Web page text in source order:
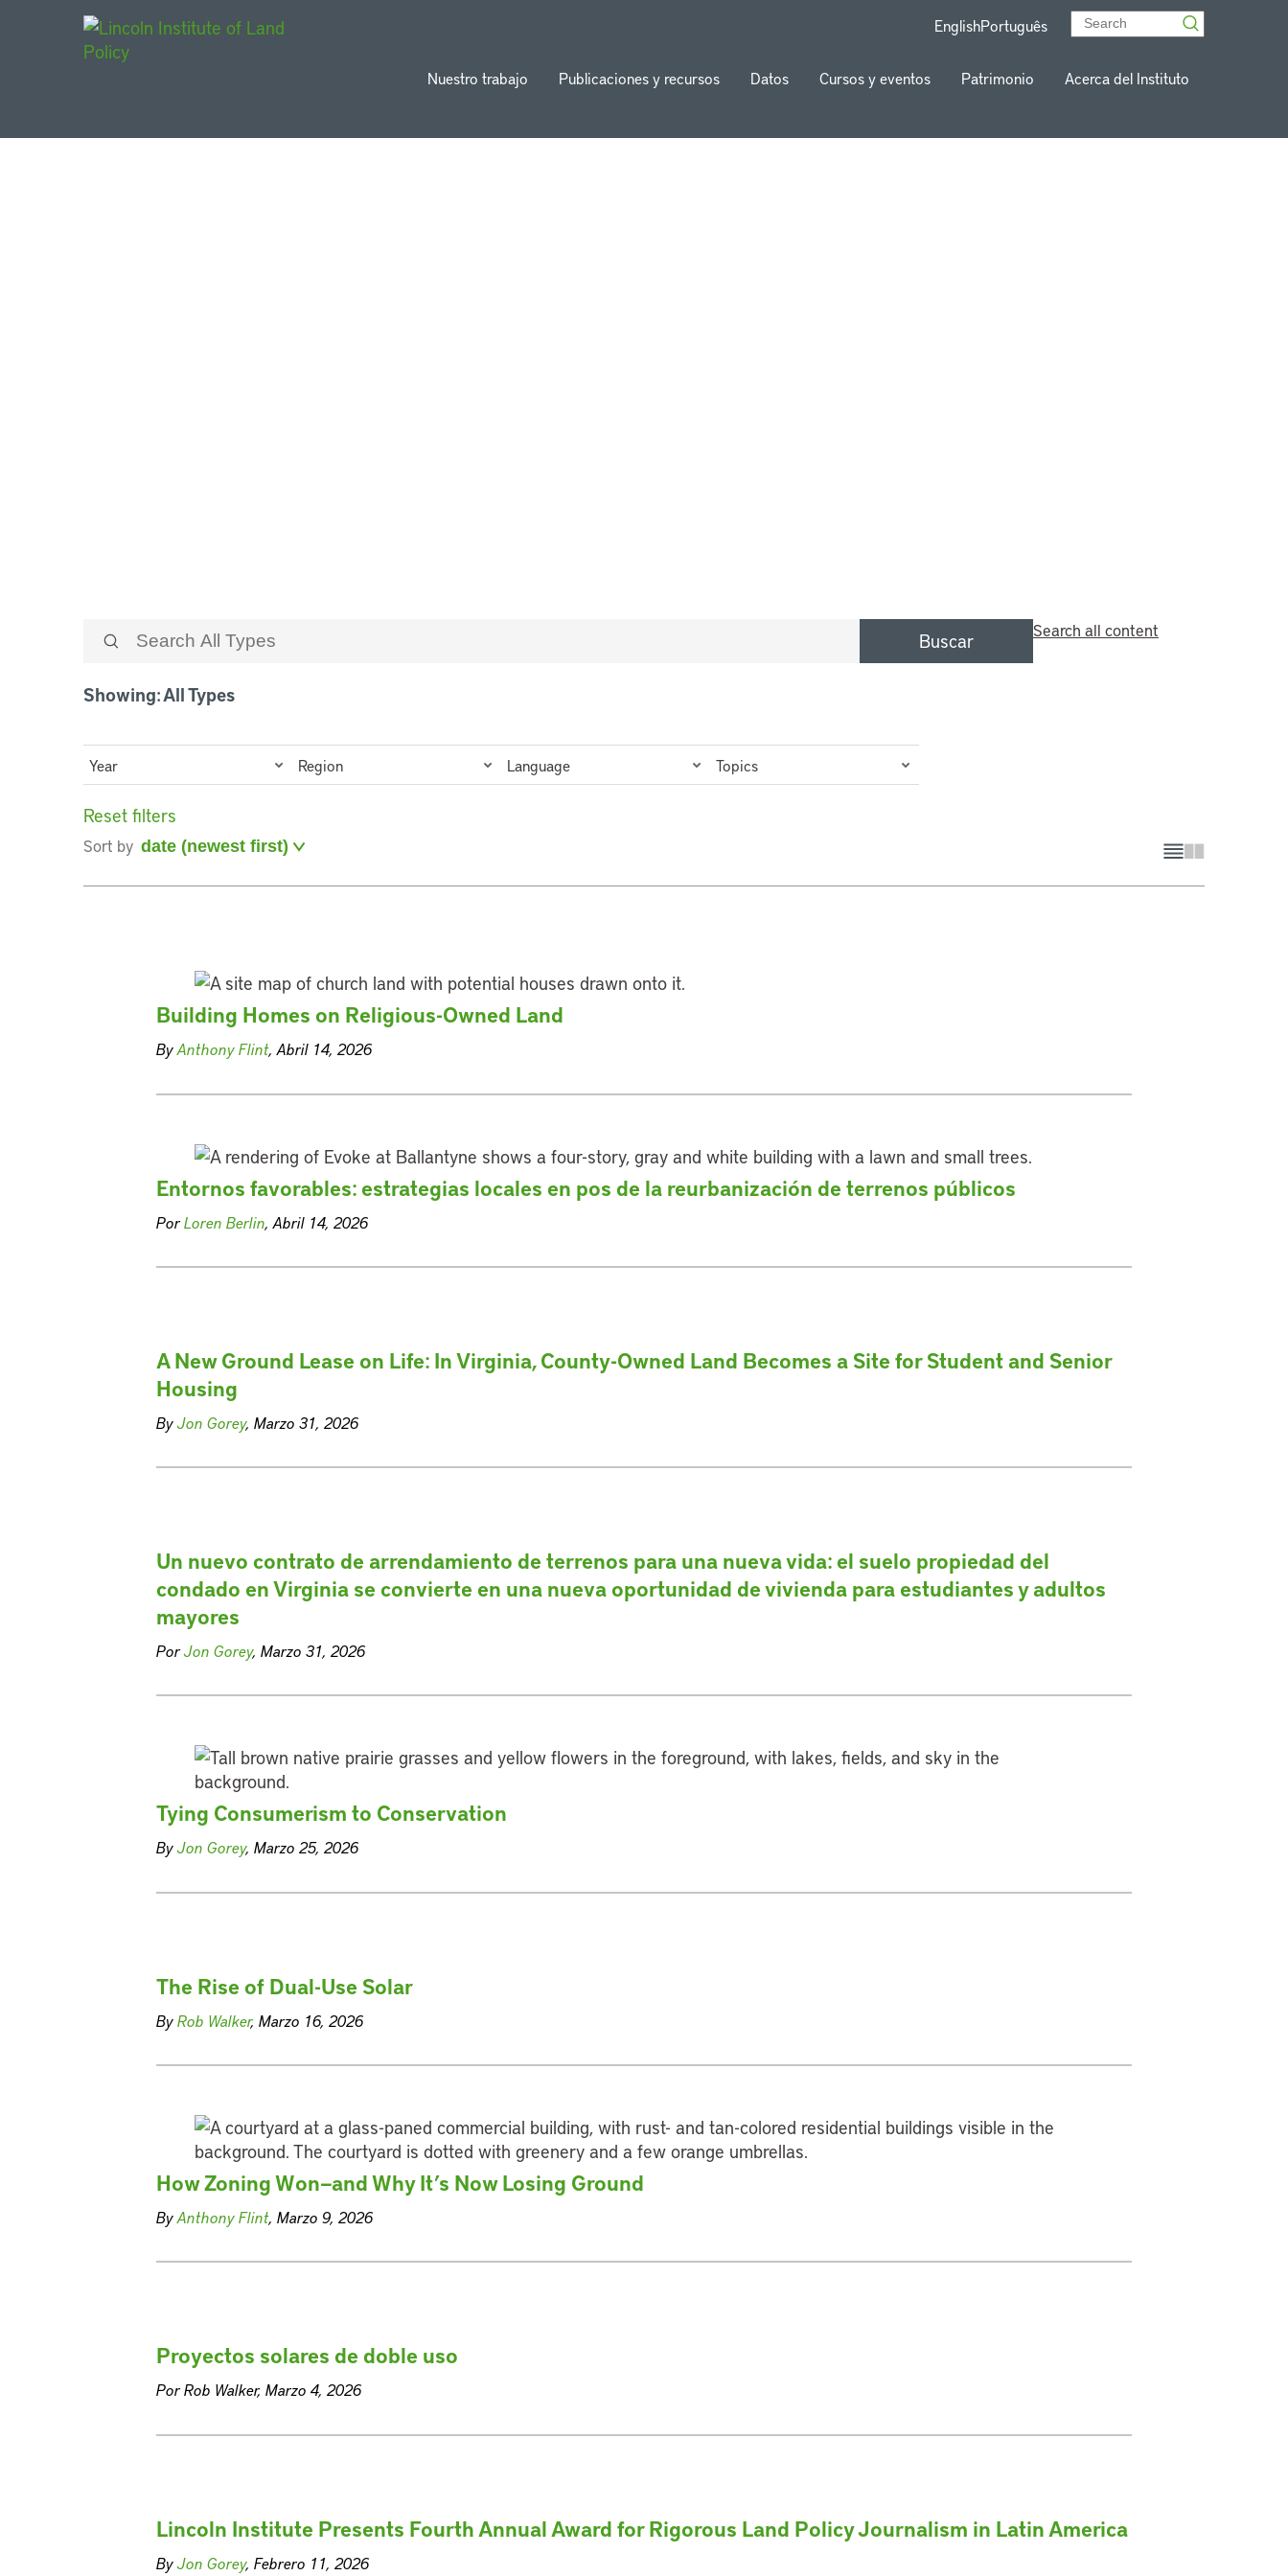
EnglishPortuguês
Nuestro trabajo Publicaciones y recursos Datos Cursos y eventos Patrimonio Acerca del Instituto
Buscar Search all content
Showing: All Types
Year Region Language Topics
Reset filters
Sort by
Building Homes on Religious-Owned Land
ByAnthony Flint, Abril 14, 2026
Entornos favorables: estrategias locales en pos de la reurbanización de terrenos públicos
PorLoren Berlin, Abril 14, 2026
A New Ground Lease on Life: In Virginia, County-Owned Land Becomes a Site for Student and Senior
Housing
ByJon Gorey, Marzo 31, 2026
Un nuevo contrato de arrendamiento de terrenos para una nueva vida: el suelo propiedad del
condado en Virginia se convierte en una nueva oportunidad de vivienda para estudiantes y adultos
mayores
PorJon Gorey, Marzo 31, 2026
Tying Consumerism to Conservation
ByJon Gorey, Marzo 25, 2026
The Rise of Dual-Use Solar
ByRob Walker, Marzo 16, 2026
How Zoning Won—and Why It’s Now Losing Ground
ByAnthony Flint, Marzo 9, 2026
Proyectos solares de doble uso
Por Rob Walker, Marzo 4, 2026
Lincoln Institute Presents Fourth Annual Award for Rigorous Land Policy Journalism in Latin America
ByJon Gorey, Febrero 11, 2026